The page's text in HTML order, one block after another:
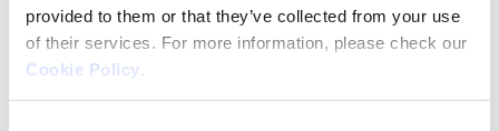
provided to them or that they’ve collected from your use
of their services. For more information, please check our
Cookie Policy
En Lluí­s Vera defineixAckcentcom unahacking
company. En paraules de Vera, els atacants